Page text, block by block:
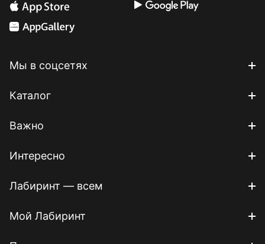
Мы в соцсетях
Каталог
Важно
Интересно
Лабиринт — всем
Мой Лабиринт